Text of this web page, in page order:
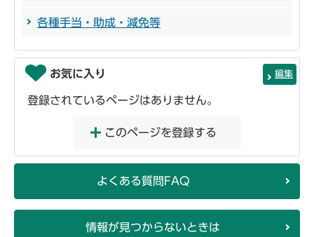
各種手当・助成・減免等
お気に入り 編集
登録されているページはありません。
このページを登録する
よくある質問FAQ
情報が見つからないときは